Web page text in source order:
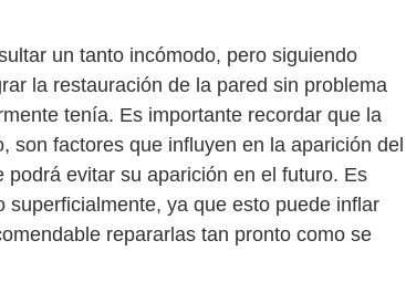
un tanto incómodo, pero siguiendo
la restauración de la pared sin problema
tenía. Es importante recordar que la
son factores que influyen en la aparición del
evitar su aparición en el futuro. Es
ya que esto puede inflar
repararlas tan pronto como se